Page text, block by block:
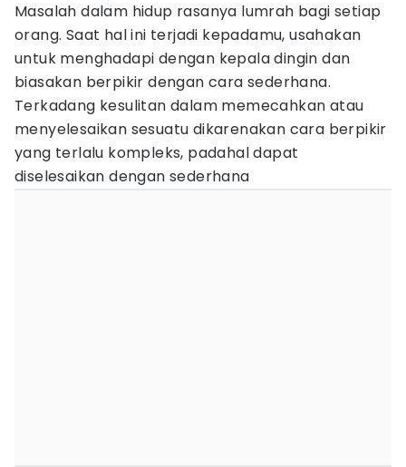
Masalah dalam hidup rasanya lumrah bagi setiap
orang. Saat hal ini terjadi kepadamu, usahakan
untuk menghadapi dengan kepala dingin dan
biasakan berpikir dengan cara sederhana.
Terkadang kesulitan dalam memecahkan atau
menyelesaikan sesuatu dikarenakan cara berpikir
yang terlalu kompleks, padahal dapat
diselesaikan dengan sederhana